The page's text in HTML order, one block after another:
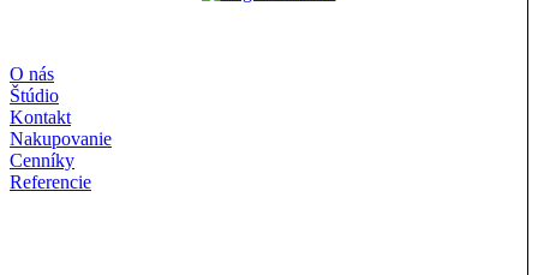
O nás
Štúdio
Kontakt
Nakupovanie
Cenníky
Referencie